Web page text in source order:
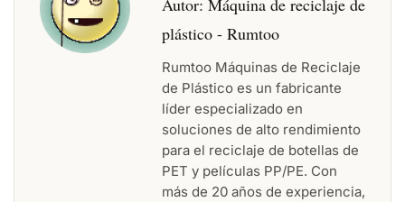
plástico - Rumtoo
Rumtoo Máquinas de Reciclaje
de Plástico es un fabricante
líder especializado en
soluciones de alto rendimiento
para el reciclaje de botellas de
PET y películas PP/PE. Con
más de 20 años de experiencia,